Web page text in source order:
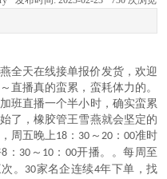
全天在线接单报价发货，欢迎
直播真的蛮累，蛮耗体力的。
班直播一个半小时，确实蛮累
了，橡胶管王雪燕就会坚定的
周五晚上18 ： 30 ～ 20： 00准时
8 ： 30 ～ 10： 00开播。。每周至
。 30家名企连续4年下单，找